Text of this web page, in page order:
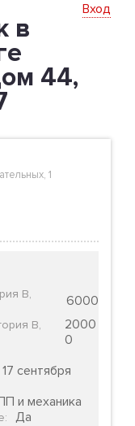
Вход
в
44,
, 1
B,
6000
B,
2000
0
сентября
и механика
:
Да